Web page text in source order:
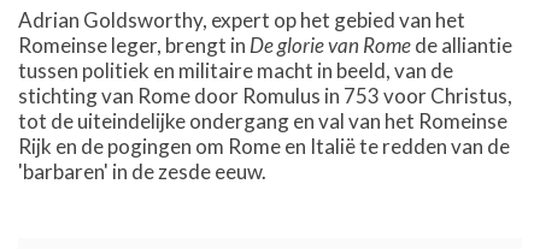
Adrian Goldsworthy, expert op het gebied van het
Romeinse leger, brengt in De glorie van Romede alliantie
tussen politiek en militaire macht in beeld, van de
stichting van Rome door Romulus in 753 voor Christus,
tot de uiteindelijke ondergang en val van het Romeinse
Rijk en de pogingen om Rome en Italië te redden van de
'barbaren' in de zesde eeuw.